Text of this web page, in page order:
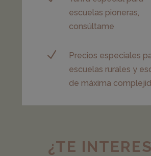
escuelas pioneras,
consúltame
N
Precios especiales
escuelas rurales y
de máxima
¿TE